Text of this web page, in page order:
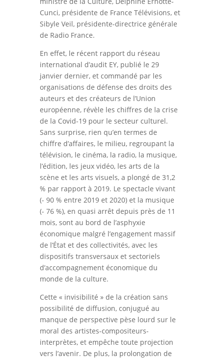
Cunci, présidente de France Télévisions, et
Sibyle Veil, présidente-directrice générale
de Radio France.
En effet, le récent rapport du réseau
international d’audit EY, publié le 29
janvier dernier, et commandé par les
organisations de défense des droits des
auteurs et des créateurs de l’Union
européenne, révèle les chiffres de la crise
de la Covid-19 pour le secteur culturel.
Sans surprise, rien qu’en termes de
chiffre d’affaires, le milieu, regroupant la
télévision, le cinéma, la radio, la musique,
l’édition, les jeux vidéo, les arts de la
scène et les arts visuels, a plongé de 31,2
% par rapport à 2019. Le spectacle vivant
(- 90 % entre 2019 et 2020) et la musique
(- 76 %), en quasi arrêt depuis près de 11
mois, sont au bord de l’asphyxie
économique malgré l’engagement massif
de l’État et des collectivités, avec les
dispositifs transversaux et sectoriels
d’accompagnement économique du
monde de la culture.
Cette « invisibilité » de la création sans
possibilité de diffusion, conjugué au
manque de perspective pèse lourd sur le
moral des artistes-compositeurs-
interprètes, et empêche toute projection
vers l’avenir. De plus, la prolongation de